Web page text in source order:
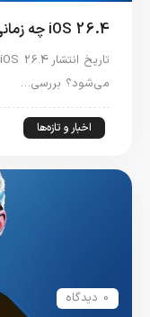
iOS 26.4 چه زمانی منتشر و چه ویژگی‌هایی دارد؟
می‌شود؟ بررسی…
اخبار و تازه‌ها
0 دیدگاه